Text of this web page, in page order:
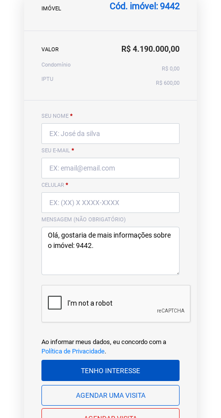
IMÓVEL Cód. imóvel: 9442
VALOR R$ 4.190.000,00
Condomínio
R$ 0,00
IPTU
R$ 600,00
SEU NOME *
SEU E-MAIL *
CELULAR *
MENSAGEM (NÃO OBRIGATÓRIO)
Ao informar meus dados, eu concordo com a
Política de Privacidade.
TENHO INTERESSE
AGENDAR UMA VISITA